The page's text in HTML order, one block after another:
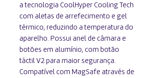
a tecnologia CoolHyper Cooling Tech
com aletas de arrefecimento e gel
térmico, reduzindo a temperatura do
aparelho. Possui anel de câmara e
botões em alumínio, com botão
táctil V2 para maior segurança.
Compatível com MagSafe através de